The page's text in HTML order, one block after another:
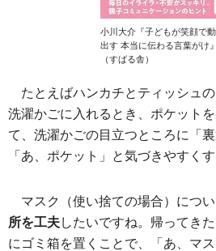
小川大介『子どもが笑顔で動
出す 本当に伝わる言葉がけ』
（すばる舎）
たとえばハンカチとティッシュ
洗濯かごに入れるとき、ポケット
て、洗濯かごの目立つところに「
「あ、ポケット」と気づきやすくす
マスク（使い捨ての場合）につい
所を工夫したいですね。帰ってき
にゴミ箱を置くことで、「あ、マ